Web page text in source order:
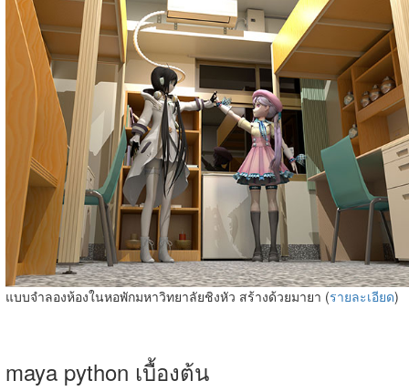
แบบจำลองห้องในหอพักมหาวิทยาลัยชิงหัว สร้างด้วยมายา (รายละเอียด)
maya python เบื้องต้น